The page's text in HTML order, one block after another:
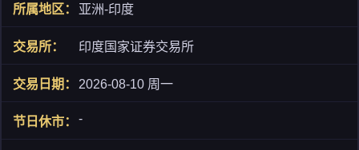
亚洲-印度
印度国家证券交易所
2026-08-10 周一
-